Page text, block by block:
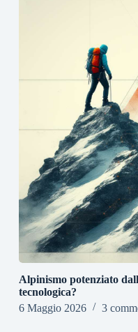
Alpinismo potenziato
tecnologica?
6 Maggio 2026
3